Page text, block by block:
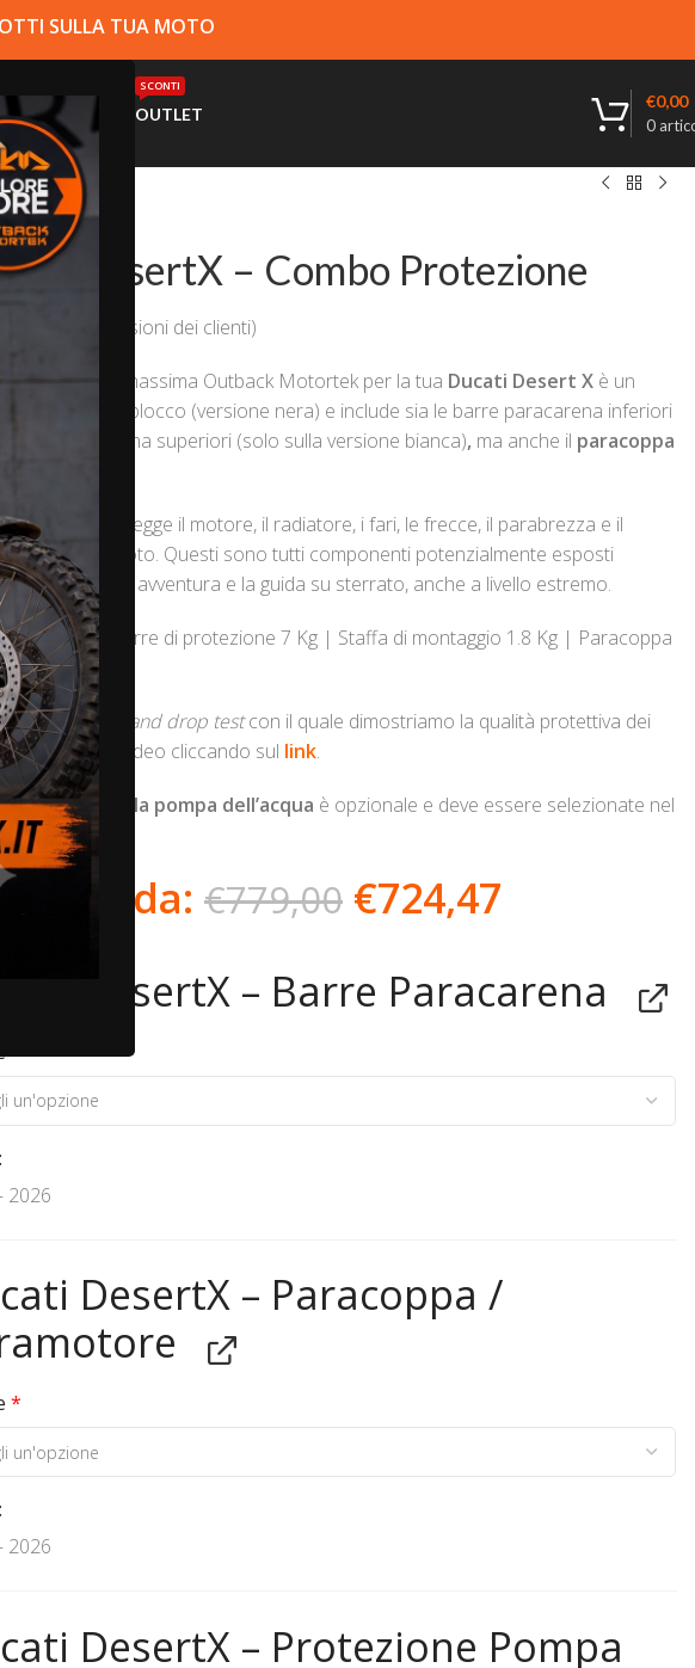
SULLA TUA MOTO
SUPPORTO OUTLET
SCONTI
0
€0,00
DesertX – Combo Protezione
recensioni dei clienti)
protezione massima Outback Motortek per la tua Ducati Desert Xè un
design monoblocco (versione nera) e include sia le barre paracarena inferiori
paracarena superiori (solo sulla versione bianca), ma anche il paracoppa
armatura protegge il motore, il radiatore, i fari, le frecce, il parabrezza e il
della tua moto. Questi sono tutti componenti potenzialmente esposti
il motoviaggio avventura e la guida su sterrato, anche a livello estremo.
prodotto: Barre di protezione 7 Kg | Staffa di montaggio 1.8 Kg | Paracoppa
il nostrocrash and drop testcon il quale dimostriamo la qualità protettiva dei
Vedi il video cliccando sul link.
per la pompa dell’acqua è opzionale e deve essere selezionate nel
tendina.
partire da: €779,00 €724,47
DesertX – Barre Paracarena
*
2026
DesertX – Paracoppa /
*
2026
DesertX – Protezione Pompa